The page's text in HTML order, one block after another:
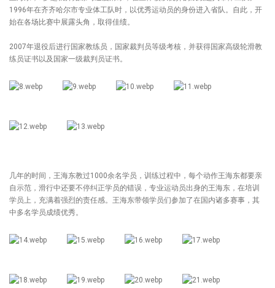
1996年在齐齐哈尔市专业体工队时，以优秀运动员的身份进入省队。自此，开
始在各场比赛中展露头角，取得佳绩。
2007年退役后进行国家教练员，国家裁判员等级考核，并获得国家高级轮滑教
练员证书以及国家一级裁判员证书。
几年的时间，王海东教过1000余名学员，训练过程中，每个动作王海东都要亲
自示范，滑行中还要不停纠正学员的错误，专业运动员出身的王海东，在培训
学员上，充满着强烈的责任感。王海东带领学员们参加了在国内诸多赛事，其
中多名学员成绩优秀。